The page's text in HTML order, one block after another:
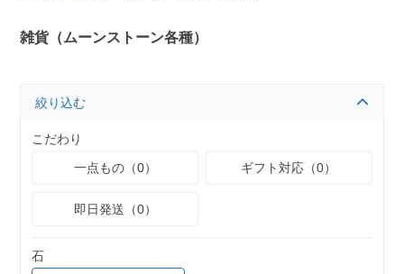
雑貨（ムーンストーン各種）
絞り込む
こだわり
一点もの（0）
ギフト対応（0）
即日発送（0）
石